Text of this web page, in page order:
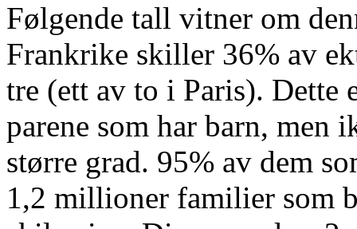
Følgende tall vitner om
Frankrike skiller 36% av
tre (ett av to i Paris). Dette
parene som har barn, men
større grad. 95% av dem
1,2 millioner familier som